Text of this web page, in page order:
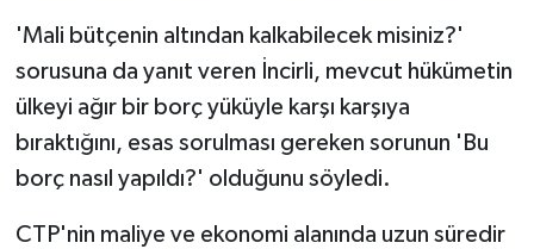
'Mali bütçenin altından kalkabilecek misiniz?'
sorusuna da yanıt veren İncirli, mevcut hükümetin
ülkeyi ağır bir borç yüküyle karşı karşıya
bıraktığını, esas sorulması gereken sorunun 'Bu
borç nasıl yapıldı?' olduğunu söyledi.
CTP'nin maliye ve ekonomi alanında uzun süredir